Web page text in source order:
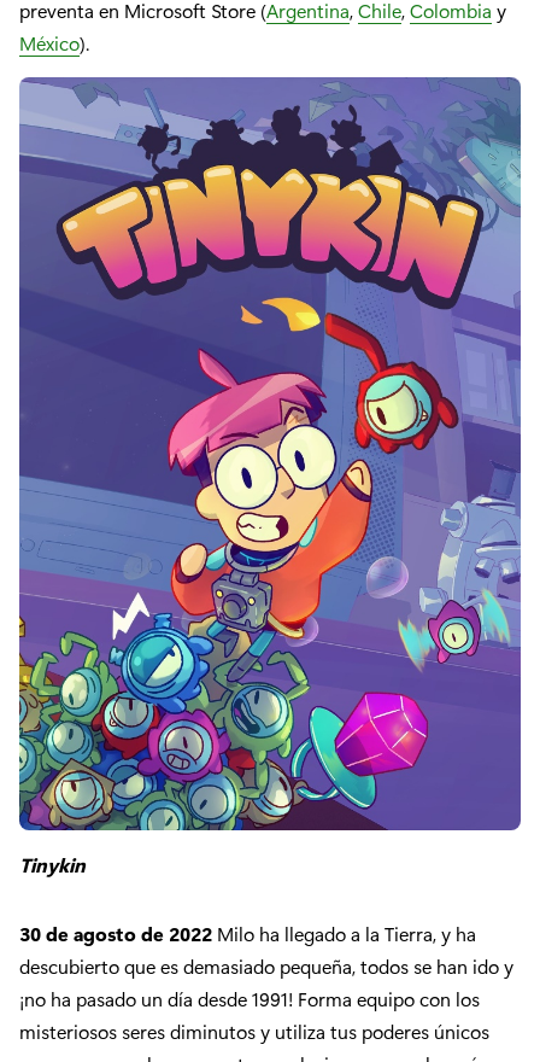
preventa en Microsoft Store (Argentina,Chile,Colombia y
México).
Tinykin
30 de agosto de 2022 Milo ha llegado a la Tierra, y ha
descubierto que es demasiado pequeña, todos se han ido y
¡no ha pasado un día desde 1991! Forma equipo con los
misteriosos seres diminutos y utiliza tus poderes únicos